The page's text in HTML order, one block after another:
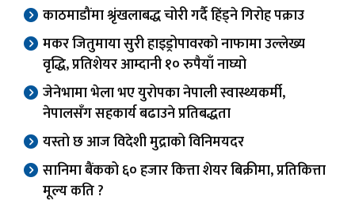
काठमाडौंमा श्रृंखलाबद्ध चोरी गर्दै हिंड्ने गिरोह पक्राउ
मकर जितुमाया सुरी हाइड्रोपावरको नाफामा उल्लेख्य
वृद्धि, प्रतिशेयर आम्दानी १० रुपैयाँ नाघ्यो
जेनेभामा भेला भए युरोपका नेपाली स्वास्थ्यकर्मी,
नेपालसँग सहकार्य बढाउने प्रतिबद्धता
यस्तो छ आज विदेशी मुद्राको विनिमयदर
सानिमा बैंकको ६० हजार कित्ता शेयर बिक्रीमा, प्रतिकित्ता
मूल्य कति ?